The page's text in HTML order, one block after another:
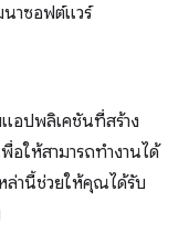
าซอฟต์แวร์
อปพลิเคชันที่สร้าง
ให้สามารถทำงานได้
ล่านี้ช่วยให้คุณได้รับ